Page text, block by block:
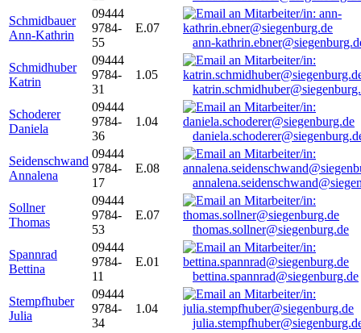
Schmidbauer
Ann-Kathrin
09444
9784-
55
E.07
ann-
Schmidhuber
Katrin
09444
9784-
31
1.05
Schoderer
Daniela
09444
9784-
36
1.04
Seidenschwand
Annalena
09444
9784-
17
E.08
Sollner
Thomas
09444
9784-
53
E.07
thomas.sollner@siegenburg.de
Spannrad
Bettina
09444
9784-
11
E.01
bettina.spannrad@siegenburg.de
Stempfhuber
Julia
09444
9784-
34
1.04